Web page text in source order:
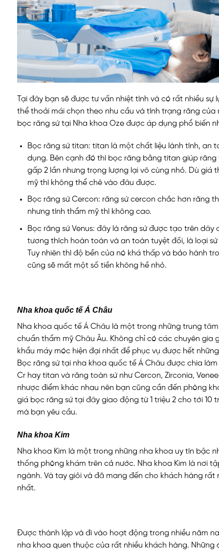
Tại đây bạn sẽ được tư vấn nhiệt tình và có rất nhiều
thể thoải mái chọn theo nhu cầu và tính trạng răng
bọc răng sứ tại Nha khoa Oze được áp dụng phổ biến
Bọc răng sứ titan: titan là một chất liệu lành tính, an
dụng. Bên cạnh đó thì bọc răng bằng titan giúp
gấp 2 lần nhưng trọng lượng lại vô cùng nhỏ. Dù giá
mỹ thì không thể chê vào đâu được.
Bọc răng sứ Cercon: răng sứ cercon chắc hơn răng
nhưng tính thẩm mỹ thì không cao.
Bọc răng sứ Venus: đây là răng sứ được tạo trên
tương thích hoàn toàn và an toàn tuyệt đối, là loại
Tuy nhiên thì độ bền của nó khá thấp và bảo hành
cũng sẽ mất một số tiền không hề nhỏ.
Nha khoa quốc tế Á Châu
Nha khoa quốc tế Á Châu là một trong những trung
chuẩn thẩm mỹ Châu Âu. Không chỉ có các chuyên
khẩu máy móc hiện đại nhất để phục vụ được hết
Bọc răng sứ tại nha khoa quốc tế Á Châu được chia
Cr hay titan và răng toàn sứ như Cercon, Zirconia,
nhược điểm khác nhau nên bạn cũng cần đến phòng
giá bọc răng sứ tại đây giao động từ 1 triệu 2 cho tới 10
mà bạn yêu cầu.
Nha khoa Kim
Nha khoa Kim là một trong những nha khoa uy tín bậc
thống phòng khám trên cả nước. Nha khoa Kim là nơi
ngành. Và tay giỏi và đã mang đến cho khách hàng rất
nhất.
Được thành lập và đi vào hoạt động trong nhiều năm
nha khoa quen thuộc của rất nhiều khách hàng.